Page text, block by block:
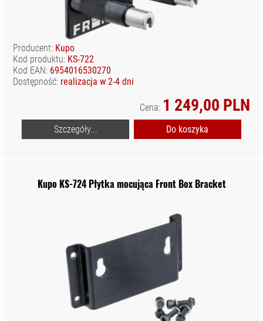
Producent: Kupo
Kod produktu: KS-722
Kod EAN: 6954016530270
Dostępność: realizacja w 2-4 dni
Cena: 1 249,00 PLN
Szczegóły... Do koszyka
Kupo KS-724 Płytka mocująca Front Box Bracket